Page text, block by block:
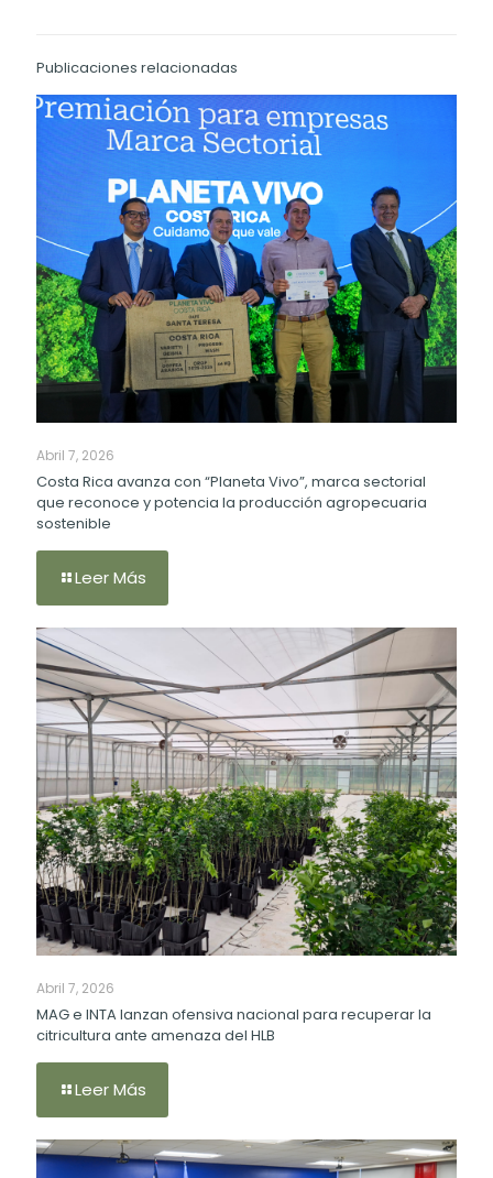
Publicaciones relacionadas
Abril 7, 2026
Costa Rica avanza con “Planeta Vivo”, marca sectorial
que reconoce y potencia la producción agropecuaria
sostenible
Leer Más
Abril 7, 2026
MAG e INTA lanzan ofensiva nacional para recuperar la
citricultura ante amenaza del HLB
Leer Más